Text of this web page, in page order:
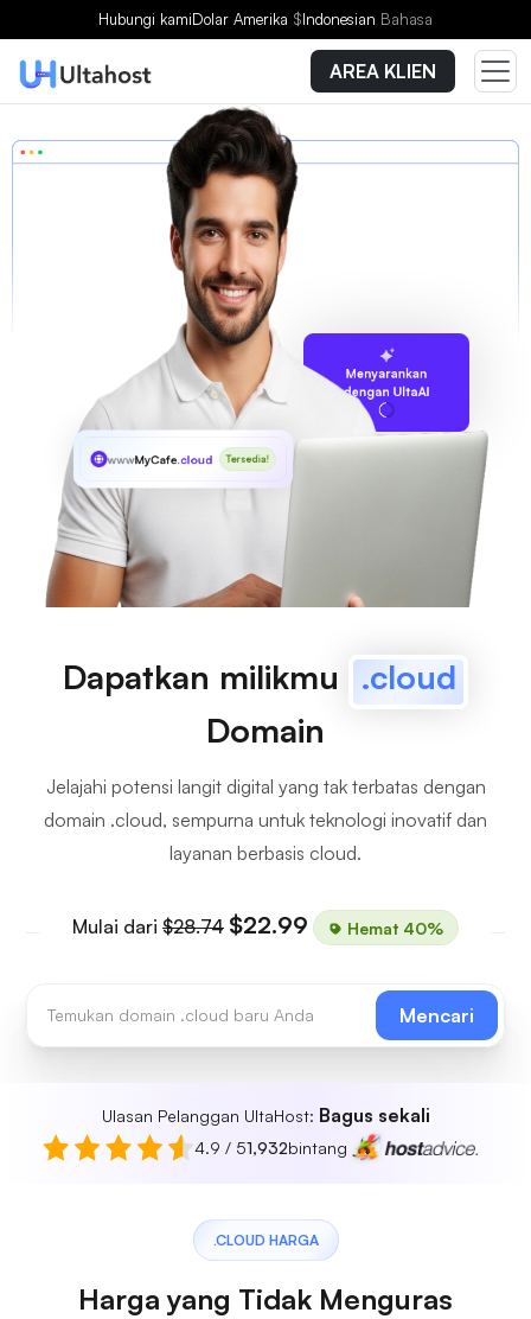
Hubungi kamiDolar Amerika $Indonesian Bahasa
AREA KLIEN
Menyarankan
dengan UltaAI
wwwMyCafe.cloud Tersedia!
Dapatkan milikmu
.cloud
Domain
Jelajahi potensi langit digital yang tak terbatas dengan
domain .cloud, sempurna untuk teknologi inovatif dan
layanan berbasis cloud.
Mulai dari $28.74 $22.99 Hemat 40%
Mencari
Ulasan Pelanggan UltaHost: Bagus sekali
4.9 / 51,932bintang
.CLOUD HARGA
Harga yang Tidak Menguras